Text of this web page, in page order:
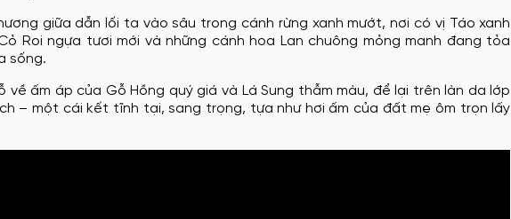
giữa dẫn lối ta vào sâu trong cánh rừng xanh mướt, nơi có vị Táo xanh
Roi ngựa tươi mới và những cánh hoa Lan chuông mỏng manh đang tỏa
sống.
về ấm áp của Gỗ Hồng quý giá và Lá Sung thẫm màu, để lại trên làn da lớp
– một cái kết tĩnh tại, sang trọng, tựa như hơi ấm của đất mẹ ôm trọn lấy